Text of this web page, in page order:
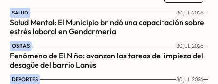
SALUD 30 JUL 2026
Salud Mental: El Municipio brindó una capacitación sobre
estrés laboral en Gendarmería
OBRAS 30 JUL 2026
Fenómeno de El Niño: avanzan las tareas de limpieza del
desagüe del barrio Lanús
DEPORTES 30 JUL 2026